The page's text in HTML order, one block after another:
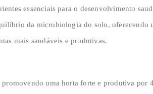
essenciais para o desenvolvimento
da microbiologia do solo, oferecendo
mais saudáveis e produtivas.
uma horta forte e produtiva por